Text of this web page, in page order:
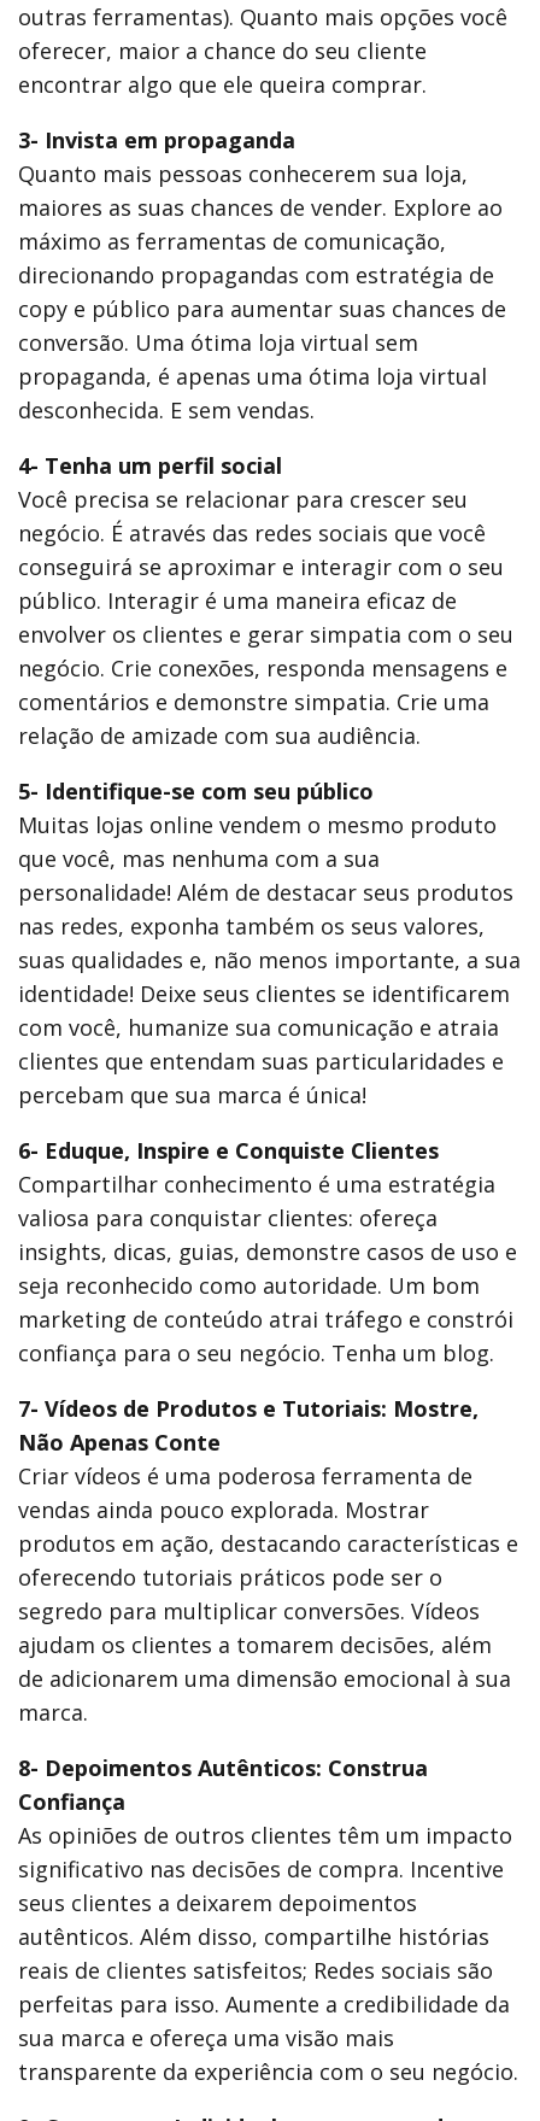
outras ferramentas). Quanto mais opções você
oferecer, maior a chance do seu cliente
encontrar algo que ele queira comprar.
3- Invista em propaganda
Quanto mais pessoas conhecerem sua loja,
maiores as suas chances de vender. Explore ao
máximo as ferramentas de comunicação,
direcionando propagandas com estratégia de
copy e público para aumentar suas chances de
conversão. Uma ótima loja virtual sem
propaganda, é apenas uma ótima loja virtual
desconhecida. E sem vendas.
4- Tenha um perfil social
Você precisa se relacionar para crescer seu
negócio. É através das redes sociais que você
conseguirá se aproximar e interagir com o seu
público. Interagir é uma maneira eficaz de
envolver os clientes e gerar simpatia com o seu
negócio. Crie conexões, responda mensagens e
comentários e demonstre simpatia. Crie uma
relação de amizade com sua audiência.
5- Identifique-se com seu público
Muitas lojas online vendem o mesmo produto
que você, mas nenhuma com a sua
personalidade! Além de destacar seus produtos
nas redes, exponha também os seus valores,
suas qualidades e, não menos importante, a sua
identidade! Deixe seus clientes se identificarem
com você, humanize sua comunicação e atraia
clientes que entendam suas particularidades e
percebam que sua marca é única!
6- Eduque, Inspire e Conquiste Clientes
Compartilhar conhecimento é uma estratégia
valiosa para conquistar clientes: ofereça
insights, dicas, guias, demonstre casos de uso e
seja reconhecido como autoridade. Um bom
marketing de conteúdo atrai tráfego e constrói
confiança para o seu negócio. Tenha um blog.
7- Vídeos de Produtos e Tutoriais: Mostre,
Não Apenas Conte
Criar vídeos é uma poderosa ferramenta de
vendas ainda pouco explorada. Mostrar
produtos em ação, destacando características e
oferecendo tutoriais práticos pode ser o
segredo para multiplicar conversões. Vídeos
ajudam os clientes a tomarem decisões, além
de adicionarem uma dimensão emocional à sua
marca.
8- Depoimentos Autênticos: Construa
Confiança
As opiniões de outros clientes têm um impacto
significativo nas decisões de compra. Incentive
seus clientes a deixarem depoimentos
autênticos. Além disso, compartilhe histórias
reais de clientes satisfeitos; Redes sociais são
perfeitas para isso. Aumente a credibilidade da
sua marca e ofereça uma visão mais
transparente da experiência com o seu negócio.